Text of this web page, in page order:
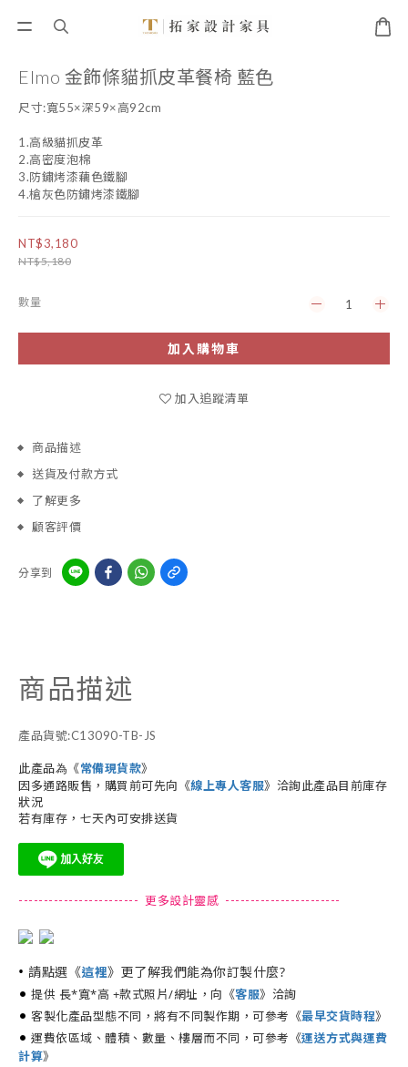
Elmo 金飾條貓抓皮革餐椅 藍色
尺寸:寬55×深59×高92cm
1.高級貓抓皮革
2.高密度泡棉
3.防鏽烤漆藕色鐵腳
4.槍灰色防鏽烤漆鐵腳
NT$3,180
NT$5,180
數量
加入購物車
加入追蹤清單
商品描述
送貨及付款方式
了解更多
顧客評價
分享到
商品描述
產品貨號:C13090-TB-JS
此產品為《常備現貨款》
因多通路販售，購買前可先向《線上專人客服》洽詢此產品目前庫存
狀況
若有庫存，七天內可安排送貨
------------------------ 更多設計靈感 -----------------------
• 請點選《這裡》更了解我們能為你訂製什麼?
• 提供 長*寬*高 +款式照片/網址，向《客服》洽詢
• 客製化產品型態不同，將有不同製作期，可參考《最早交貨時程》
• 運費依區域、體積、數量、樓層而不同，可參考《運送方式與運費
計算》